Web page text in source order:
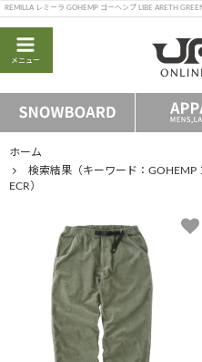
REMILLA レミーラ GOHEMP ゴーヘンプ LIBE ARETH
メニュー
ホーム
検索結果（キーワード：GOHEMP
ECR）